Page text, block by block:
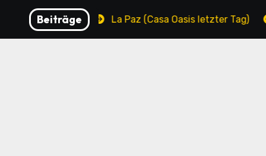
Inhalten
springen
BeiträgeLa Paz (Casa Oasis letzter Tag) La